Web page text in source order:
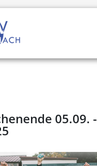
05.09. -